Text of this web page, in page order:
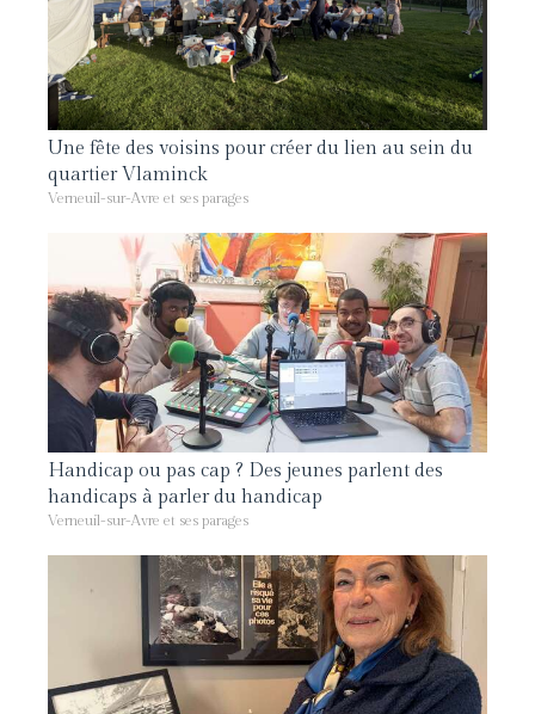
Une fête des voisins pour créer du lien au sein du
quartier Vlaminck
Verneuil-sur-Avre et ses parages
Handicap ou pas cap ? Des jeunes parlent des
handicaps à parler du handicap
Verneuil-sur-Avre et ses parages